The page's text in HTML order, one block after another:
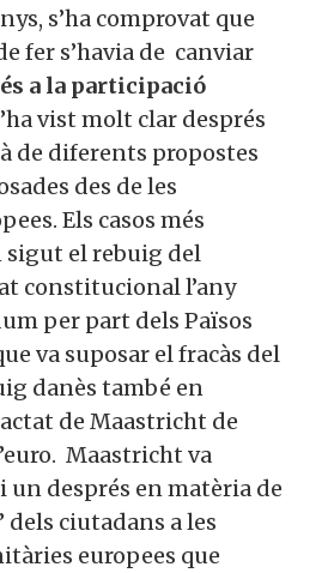
s’ha comprovat que
fer s’havia de canviar
a la participació
vist molt clar després
de diferents propostes
des de les
Els casos més
sigut el rebuig del
constitucional l’any
per part dels Països
va suposar el fracàs del
danès també en
de Maastricht de
Maastricht va
un després en matèria de
dels ciutadans a les
europees que